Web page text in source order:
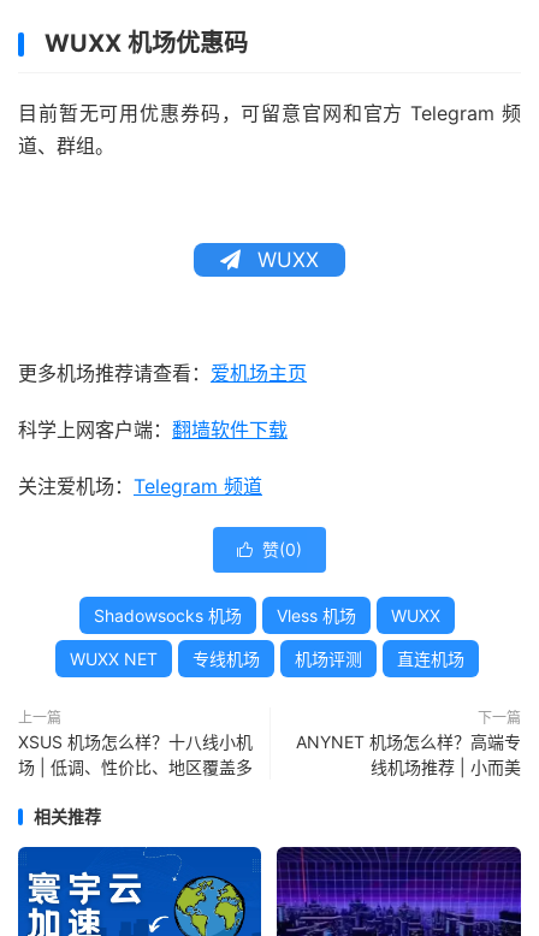
WUXX 机场优惠码
目前暂无可用优惠券码，可留意官网和官方 Telegram 频
道、群组。
WUXX
更多机场推荐请查看： 爱机场主页
科学上网客户端： 翻墙软件下载
关注爱机场： Telegram 频道
 赞(0)
Shadowsocks 机场 Vless 机场 WUXX
WUXX NET 专线机场 机场评测 直连机场
上一篇
XSUS 机场怎么样？十八线小机
场 | 低调、性价比、地区覆盖多
下一篇
ANYNET 机场怎么样？高端专
线机场推荐 | 小而美
相关推荐